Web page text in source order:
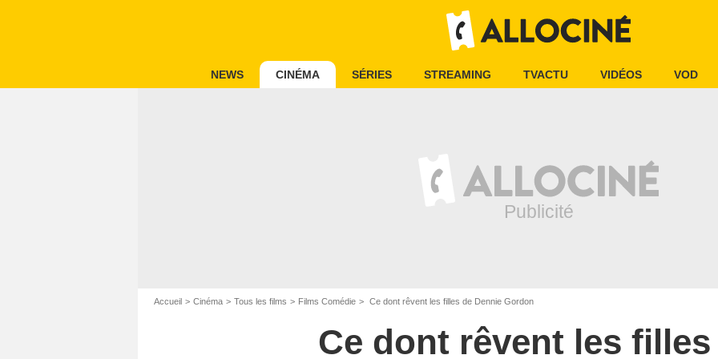
NEWS CINÉMA SÉRIES STREAMING TVACTU VIDÉOS VOD
Accueil Cinéma Tous les films Films Comédie Ce dont rêvent les filles de Dennie Gordon
Ce dont rêvent les filles